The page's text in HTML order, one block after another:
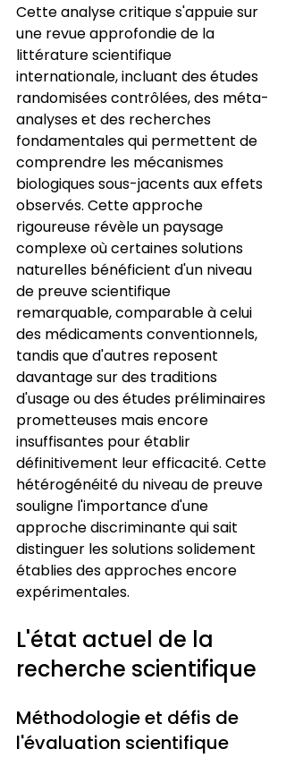
Cette analyse critique s'appuie sur
une revue approfondie de la
littérature scientifique
internationale, incluant des études
randomisées contrôlées, des méta-
analyses et des recherches
fondamentales qui permettent de
comprendre les mécanismes
biologiques sous-jacents aux effets
observés. Cette approche
rigoureuse révèle un paysage
complexe où certaines solutions
naturelles bénéficient d'un niveau
de preuve scientifique
remarquable, comparable à celui
des médicaments conventionnels,
tandis que d'autres reposent
davantage sur des traditions
d'usage ou des études préliminaires
prometteuses mais encore
insuffisantes pour établir
définitivement leur efficacité. Cette
hétérogénéité du niveau de preuve
souligne l'importance d'une
approche discriminante qui sait
distinguer les solutions solidement
établies des approches encore
expérimentales.
L'état actuel de la
recherche scientifique
Méthodologie et défis de
l'évaluation scientifique